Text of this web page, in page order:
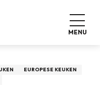
MENU
Restaurants
EUROPESE KEUKEN